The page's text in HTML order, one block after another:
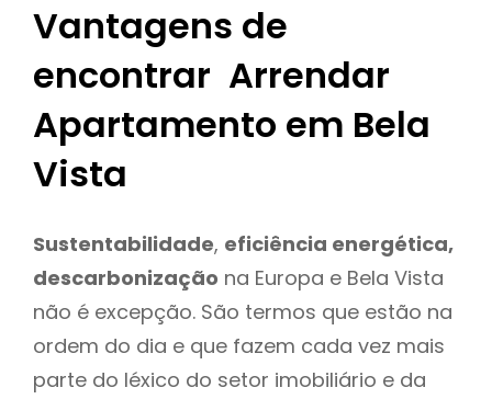
Vantagens de
encontrar Arrendar
Apartamento em Bela
Vista
Sustentabilidade, eficiência energética,
descarbonização na Europa e Bela Vista
não é excepção. São termos que estão na
ordem do dia e que fazem cada vez mais
parte do léxico do setor imobiliário e da